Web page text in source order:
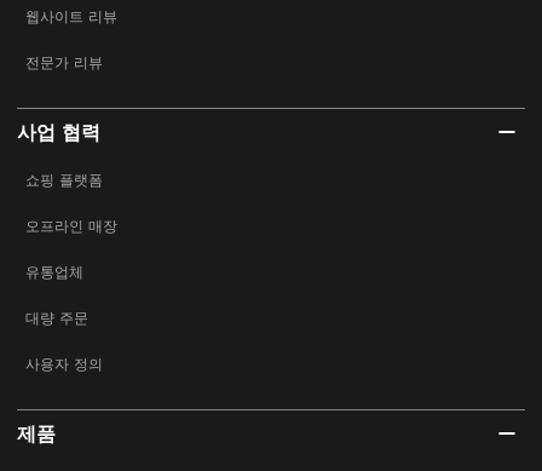
웹사이트 리뷰
전문가 리뷰
사업 협력
쇼핑 플랫폼
오프라인 매장
유통업체
대량 주문
사용자 정의
제품